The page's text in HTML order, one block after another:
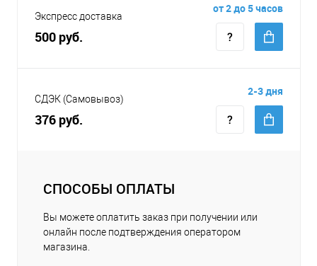
Экспресс доставка
500 руб.
от 2 до 5 часов
СДЭК (Самовывоз)
376 руб.
2-3 дня
СПОСОБЫ ОПЛАТЫ
Вы можете оплатить заказ при получении или
онлайн после подтверждения оператором
магазина.